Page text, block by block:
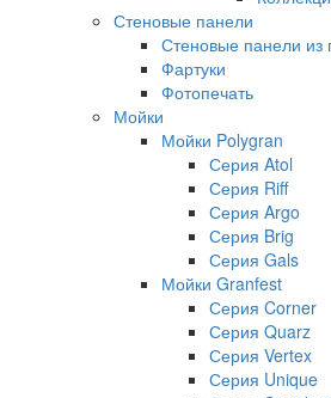
Стеновые панели
Стеновые панели из
Фартуки
Фотопечать
Мойки
Мойки Polygran
Серия Atol
Серия Riff
Серия Argo
Серия Brig
Серия Gals
Мойки Granfest
Серия Corner
Серия Quarz
Серия Vertex
Серия Unique